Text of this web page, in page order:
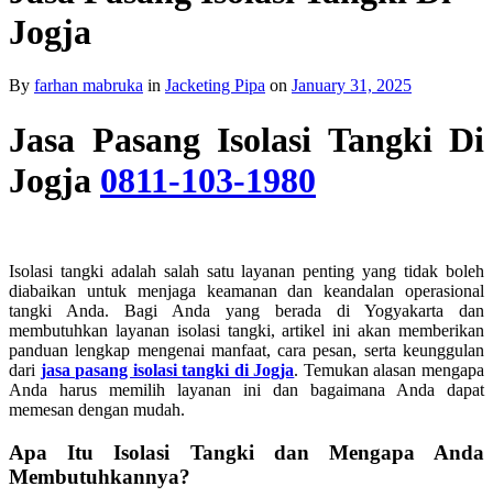
Jogja
By farhan mabruka in Jacketing Pipa on January 31, 2025
Jasa Pasang Isolasi Tangki Di
Jogja 0811-103-1980
Isolasi tangki adalah salah satu layanan penting yang tidak boleh
diabaikan untuk menjaga keamanan dan keandalan operasional
tangki Anda. Bagi Anda yang berada di Yogyakarta dan
membutuhkan layanan isolasi tangki, artikel ini akan memberikan
panduan lengkap mengenai manfaat, cara pesan, serta keunggulan
dari jasa pasang isolasi tangki di Jogja. Temukan alasan mengapa
Anda harus memilih layanan ini dan bagaimana Anda dapat
memesan dengan mudah.
Apa Itu Isolasi Tangki dan Mengapa Anda
Membutuhkannya?